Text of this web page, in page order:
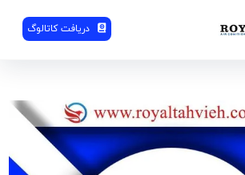
دریافت کاتالوگ